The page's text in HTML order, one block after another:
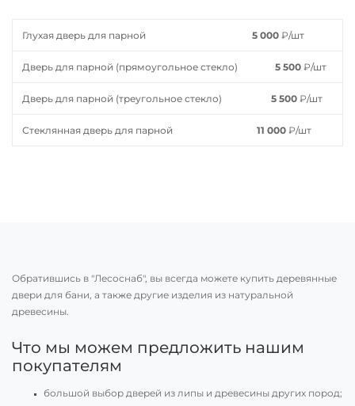
Глухая дверь для парной 5 000 ₽/шт
Дверь для парной (прямоугольное стекло) 5 500 ₽/шт
Дверь для парной (треугольное стекло) 5 500 ₽/шт
Стеклянная дверь для парной 11 000 ₽/шт
Обратившись в "Лесоснаб", вы всегда можете купить деревянные
двери для бани, а также другие изделия из натуральной
древесины.
Что мы можем предложить нашим
покупателям
большой выбор дверей из липы и древесины других пород;